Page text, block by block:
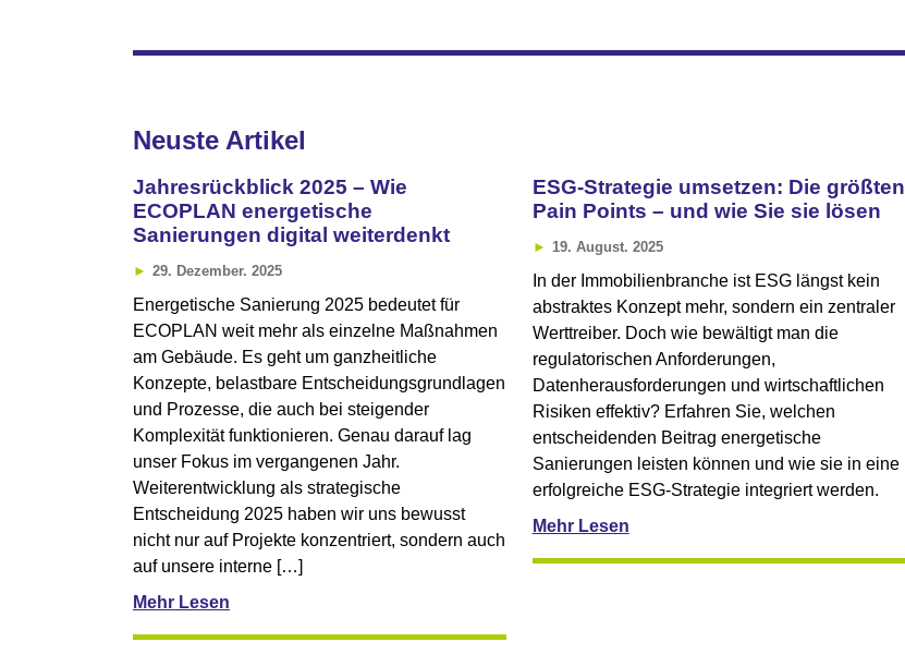
Neuste Artikel
Jahresrückblick 2025 – Wie
ECOPLAN energetische
Sanierungen digital weiterdenkt
29. Dezember. 2025
Energetische Sanierung 2025 bedeutet für
ECOPLAN weit mehr als einzelne Maßnahmen
am Gebäude. Es geht um ganzheitliche
Konzepte, belastbare Entscheidungsgrundlagen
und Prozesse, die auch bei steigender
Komplexität funktionieren. Genau darauf lag
unser Fokus im vergangenen Jahr.
Weiterentwicklung als strategische
Entscheidung 2025 haben wir uns bewusst
nicht nur auf Projekte konzentriert, sondern auch
auf unsere interne […]
Mehr Lesen
ESG-Strategie umsetzen: Die größten
Pain Points – und wie Sie sie lösen
19. August. 2025
In der Immobilienbranche ist ESG längst kein
abstraktes Konzept mehr, sondern ein zentraler
Werttreiber. Doch wie bewältigt man die
regulatorischen Anforderungen,
Datenherausforderungen und wirtschaftlichen
Risiken effektiv? Erfahren Sie, welchen
entscheidenden Beitrag energetische
Sanierungen leisten können und wie sie in eine
erfolgreiche ESG-Strategie integriert werden.
Mehr Lesen